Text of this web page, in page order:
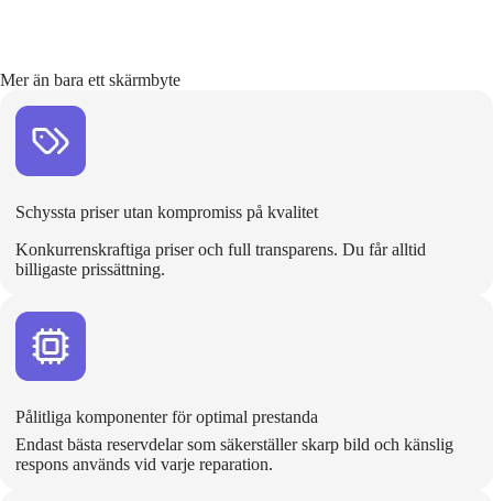
Mer än bara ett skärmbyte
Schyssta priser utan kompromiss på kvalitet
Konkurrenskraftiga priser och full transparens. Du får alltid
billigaste prissättning.
Pålitliga komponenter för optimal prestanda
Endast bästa reservdelar som säkerställer skarp bild och känslig
respons används vid varje reparation.